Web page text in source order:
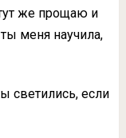
же прощаю и
меня научила,
светились, если